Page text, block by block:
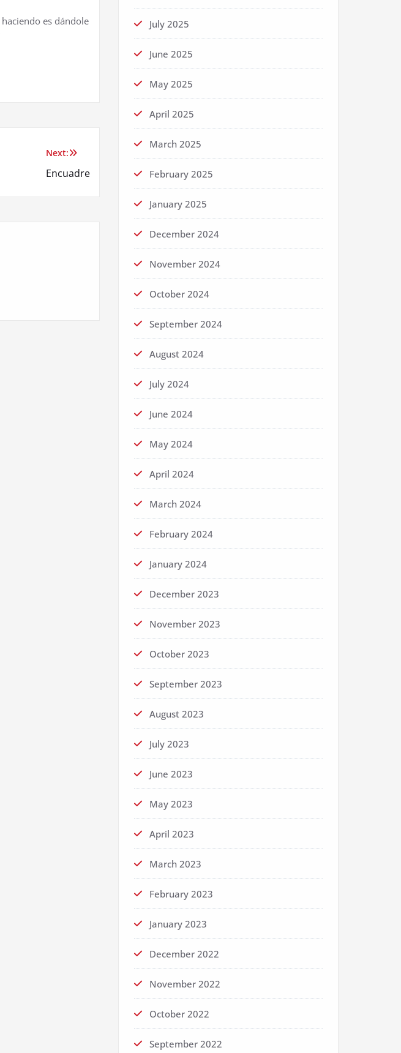
es dándole
Next:
Encuadre
July 2025
June 2025
May 2025
April 2025
March 2025
February 2025
January 2025
December 2024
November 2024
October 2024
September 2024
August 2024
July 2024
June 2024
May 2024
April 2024
March 2024
February 2024
January 2024
December 2023
November 2023
October 2023
September 2023
August 2023
July 2023
June 2023
May 2023
April 2023
March 2023
February 2023
January 2023
December 2022
November 2022
October 2022
September 2022